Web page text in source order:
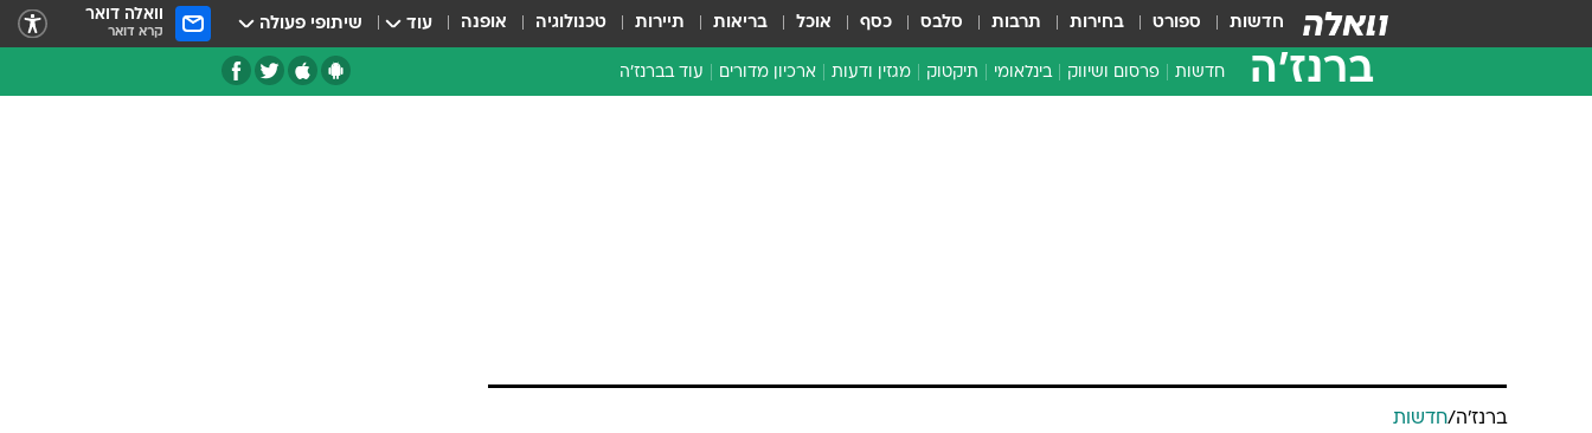
חדשות ספורט בחירות תרבות סלבס כסף אוכל בריאות תיירות טכנולוגיה אופנה עוד שיתופי פעולה וואלה דואר
קרא דואר
ברנז'ה חדשות פרסום ושיווק בינלאומי תיקטוק מגזין ודעות ארכיון מדורים עוד בברנז'ה
ברנז'ה/חדשות